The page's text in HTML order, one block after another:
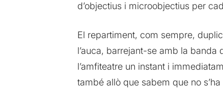
d’objectius i microobjectius per
El repartiment, com sempre,
l’auca, barrejant-se amb la banda
l’amfiteatre un instant i
també allò que sabem que no